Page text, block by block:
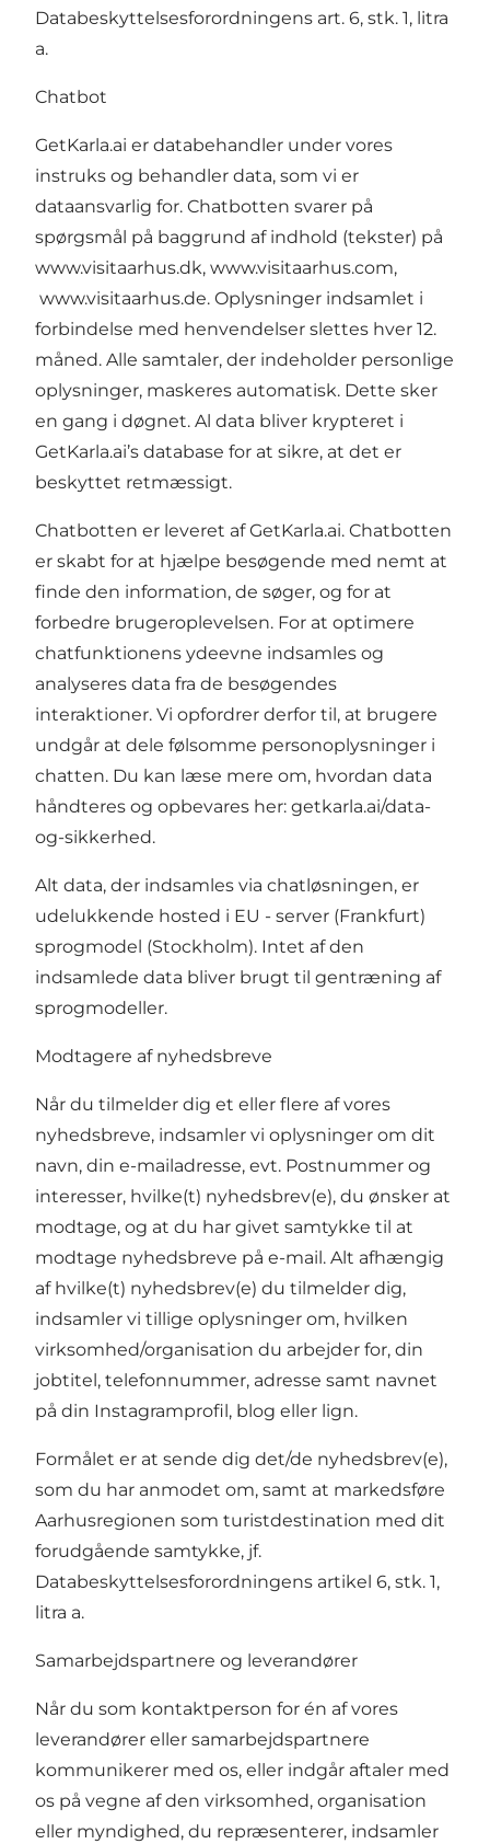
Databeskyttelsesforordningens art. 6, stk. 1, litra
a.
Chatbot
GetKarla.ai er databehandler under vores
instruks og behandler data, som vi er
dataansvarlig for. Chatbotten svarer på
spørgsmål på baggrund af indhold (tekster) på
www.visitaarhus.dk, www.visitaarhus.com,
www.visitaarhus.de. Oplysninger indsamlet i
forbindelse med henvendelser slettes hver 12.
måned. Alle samtaler, der indeholder personlige
oplysninger, maskeres automatisk. Dette sker
en gang i døgnet. Al data bliver krypteret i
GetKarla.ai’s database for at sikre, at det er
beskyttet retmæssigt.
Chatbotten er leveret af GetKarla.ai. Chatbotten
er skabt for at hjælpe besøgende med nemt at
finde den information, de søger, og for at
forbedre brugeroplevelsen. For at optimere
chatfunktionens ydeevne indsamles og
analyseres data fra de besøgendes
interaktioner. Vi opfordrer derfor til, at brugere
undgår at dele følsomme personoplysninger i
chatten. Du kan læse mere om, hvordan data
håndteres og opbevares her: getkarla.ai/data-
og-sikkerhed.
Alt data, der indsamles via chatløsningen, er
udelukkende hosted i EU - server (Frankfurt)
sprogmodel (Stockholm). Intet af den
indsamlede data bliver brugt til gentræning af
sprogmodeller.
Modtagere af nyhedsbreve
Når du tilmelder dig et eller flere af vores
nyhedsbreve, indsamler vi oplysninger om dit
navn, din e-mailadresse, evt. Postnummer og
interesser, hvilke(t) nyhedsbrev(e), du ønsker at
modtage, og at du har givet samtykke til at
modtage nyhedsbreve på e-mail. Alt afhængig
af hvilke(t) nyhedsbrev(e) du tilmelder dig,
indsamler vi tillige oplysninger om, hvilken
virksomhed/organisation du arbejder for, din
jobtitel, telefonnummer, adresse samt navnet
på din Instagramprofil, blog eller lign.
Formålet er at sende dig det/de nyhedsbrev(e),
som du har anmodet om, samt at markedsføre
Aarhusregionen som turistdestination med dit
forudgående samtykke, jf.
Databeskyttelsesforordningens artikel 6, stk. 1,
litra a.
Samarbejdspartnere og leverandører
Når du som kontaktperson for én af vores
leverandører eller samarbejdspartnere
kommunikerer med os, eller indgår aftaler med
os på vegne af den virksomhed, organisation
eller myndighed, du repræsenterer, indsamler